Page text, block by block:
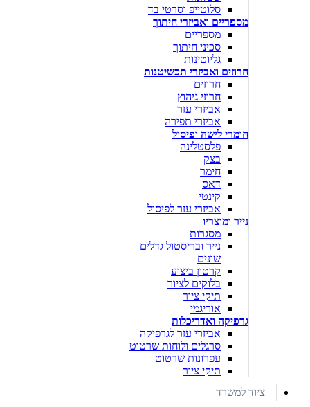
סלוטייפ וסרטי בד
מספריים ואביזרי חיתוך
מספריים
סכיני חיתוך
גליוטינות
חרוזים ואביזרי תכשיטנות
חרוזים
חרוזי גיהוץ
אביזרי עזר
אביזרי תפירה
חומרי לישה ופיסול
פלסטלינה
בצק
חימר
דאס
קינטי
אביזרי עזר לפיסול
נייר ומוצריו
מסגרות
נייר ובריסטול גדלים
שונים
קרטון ביצוע
בלוקים לציור
תיקי ציור
אוריגמי
גרפיקה ואדריכלות
אביזרי עזר לגרפיקה
סרגלים ולוחות שרטוט
עפרונות שרטוט
תיקי ציור
ציוד למשרד